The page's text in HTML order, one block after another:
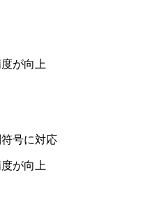
が向上
号に対応
が向上